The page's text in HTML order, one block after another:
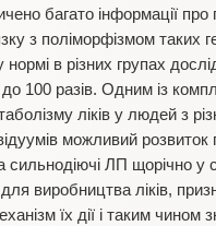
багато інформації
з поліморфізмом таких
в різних групах
до 100 разів. Одним із
ліків у людей з
можливий розвиток
ЛП щорічно у
виробництва ліків,
їх дії і таким чином